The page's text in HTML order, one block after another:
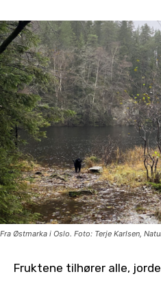
Fra Østmarka i Oslo. Foto: Terje Karlsen,
Fruktene tilhører alle,